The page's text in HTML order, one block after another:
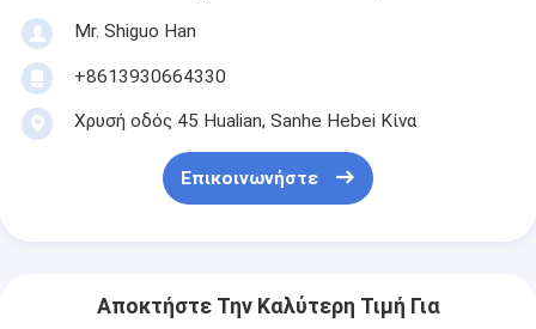
Mr. Shiguo Han
+8613930664330
Χρυσή οδός 45 Hualian, Sanhe Hebei Κίνα
Επικοινωνήστε
Αποκτήστε Την Καλύτερη Τιμή Για